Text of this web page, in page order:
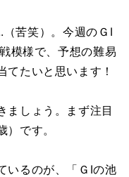
苦笑）。今週のＧⅠ
模様で、予想の難易
てたいと思います！
しょう。まず注目
）です。
るのが、「ＧⅠの池